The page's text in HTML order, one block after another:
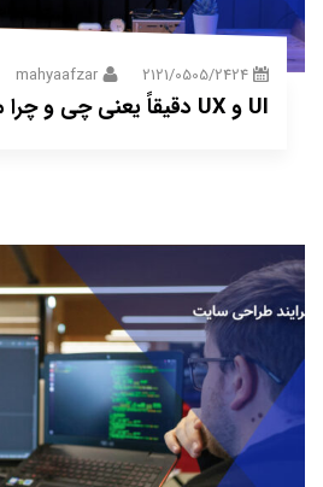
2121/0505/2424
mahyaafzar
UI و UX دقیقاً یعنی چی و چرا مهمه؟